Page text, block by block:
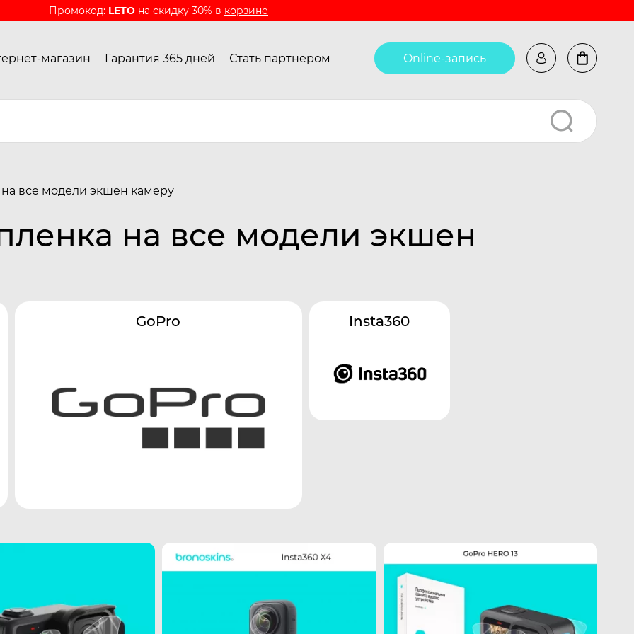
Промокод: LETO на скидку 30% в корзине
магазин Гарантия 365 дней Стать партнером Online-запись
все модели экшен камеру
на все модели экшен
GoPro Insta360